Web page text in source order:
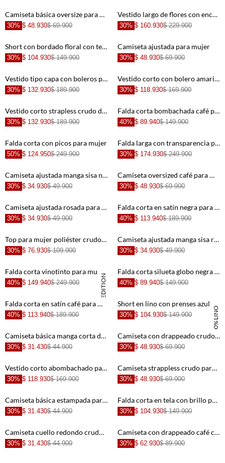
+ +
+
+ +
+ +
+
Camiseta básica oversize para mujer
30% $ 48.930$ 69.900
+
Vestido largo de flores con encaje para mujer
30% $ 160.930$ 229.900
+
Short con bordado floral con textura lisa para mujer
30% $ 104.930$ 149.900
+
Camiseta ajustada para mujer
30% $ 48.930$ 69.900
+
Vestido tipo capa con boleros para mujer
30% $ 132.930$ 189.900
+
Vestido corto con bolero amarillo para mujer
30% $ 118.930$ 169.900
+
Vestido corto strapless crudo de ajuste cómodo para mujer
30% $ 132.930$ 189.900
+
Falda corta bombachada café para mujer
40% $ 89.940$ 149.900
+
Falda corta con picos para mujer
50% $ 124.950$ 249.900
+
Falda larga con transparencia para mujer
30% $ 174.930$ 249.900
+
Camiseta ajustada manga sisa negra para mujer
30% $ 34.930$ 49.900
+
Camiseta oversized café para mujer
30% $ 48.930$ 69.900
+
Camiseta ajustada rosada para mujer
30% $ 34.930$ 49.900
+
Falda corta en satín negra para mujer
40% $ 113.940$ 189.900
+
Top para mujer poliéster crudo recto con lazo frontal
30% $ 76.930$ 109.900
+
Camiseta ajustada manga sisa rosada con diseño minimalista para mujer
30% $ 34.930$ 49.900
SPECIAL EDITION
+
Falda corta vinotinto para mujer
40% $ 149.940$ 249.900
+
Falda corta silueta globo negra para mujer
40% $ 89.940$ 149.900
+
Falda corta en satín café para mujer
40% $ 113.940$ 189.900 100% LINO
+
30% $ 104.930$ 149.900
Camiseta básica manga corta de ajuste relajado para mujer
30% $ 31.430$ 44.900
Camiseta con drappeado crudo para mujer
30% $ 48.930$ 69.900
Vestido corto abombachado para mujer
30% $ 118.930$ 169.900
Camiseta strappless crudo para mujer
30% $ 48.930$ 69.900
Camiseta básica estampada para mujer
30% $ 31.430$ 44.900
Falda corta en tela con brillo para mujer
30% $ 104.930$ 149.900
Camiseta cuello redondo crudo para mujer
30% $ 31.430$ 44.900
Camiseta con drappeado café con cuello definido para mujer
30% $ 62.930$ 89.900